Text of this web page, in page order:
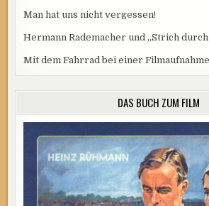
Man hat uns nicht vergessen!
Hermann Rademacher und „Strich durch
Mit dem Fahrrad bei einer
DAS BUCH ZUM FILM